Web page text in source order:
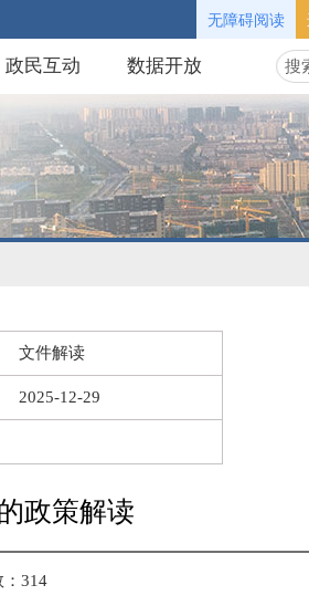
无障碍阅读
政民互动 数据开放
文件解读
2025-12-29
政策解读
314